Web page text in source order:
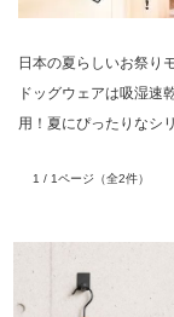
日本の夏らしいお祭り
ドッグウェアは吸湿速
用！夏にぴったりなシ
1 / 1ページ （全2件）